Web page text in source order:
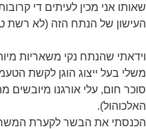
שאותו אני מכין לעיתים די
העישון של הנתח הזה (לא רשת
וידאתי שהנתח נקי משאריות
משלי בעל ייצוג הוגן לקשת
סוכר חום, עלי אורגנו מיובשים
האלכוהול).
הכנסתי את הבשר לקערת